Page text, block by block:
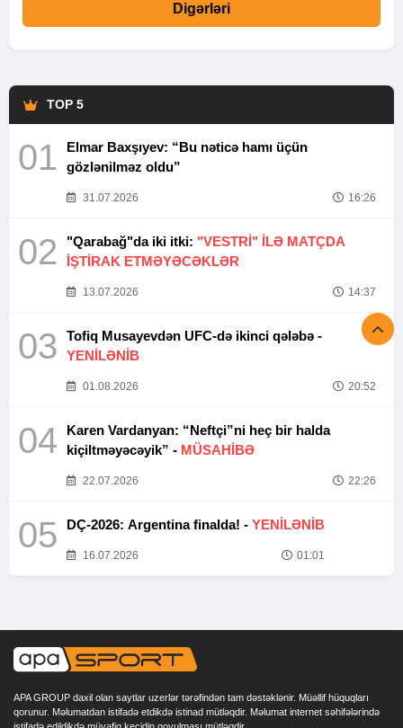
Digərləri
TOP 5
01
Elmar Baxşıyev: “Bu nəticə hamı üçün
gözlənilməz oldu”
31.07.2026 16:26
02 "Qarabağ"da iki itki: "VESTRİ" İLƏ MATÇDA
İŞTİRAK ETMƏYƏCƏKLƏR
13.07.2026 14:37
03
Tofiq Musayevdən UFC-də ikinci qələbə -
YENİLƏNİB
01.08.2026 20:52
04
Karen Vardanyan: “Neftçi”ni heç bir halda
kiçiltməyəcəyik” - MÜSAHİBƏ
22.07.2026 22:26
05 DÇ-2026: Argentina finalda! - YENİLƏNİB
16.07.2026 01:01
APA GROUP daxil olan saytlar uzerlər tərəfindən tam dəstəklənir. Müəllif hüquqları
qorunur. Məlumatdan istifadə etdikdə istinad mütləqdir. Məlumat internet səhifələrində